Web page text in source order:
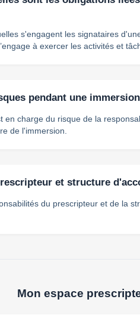
s'engagent les signataires d'une convention
pendant une immersion
en charge du risque de la
de l'immersion.
et structure
du prescripteur et de la
Mon espace